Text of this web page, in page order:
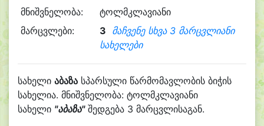
მნიშვნელობა:
ტოლმკლავიანი
მარცვლები:
3 მაჩვენე სხვა 3 მარცვლიანი
სახელები
სახელი აბაზა სპარსული წარმომავლობის ბიჭის
სახელია. მნიშვნელობა: ტოლმკლავიანი
სახელი "აბაზა"შედგება 3 მარცვლისაგან.